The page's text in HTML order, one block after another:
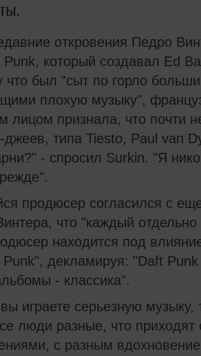
откровения Педро
который создавал Ed
что был "сыт по горло
плохую музыку",
лицом признала, что почти
типа Tiesto, Paul van
- спросил Surkin. "Я
продюсер согласился с
что "каждый отдельно
находится под
Punk", декламируя: "Daft Punk
- классика".
играете серьезную
люди разные, что приходят
с разным